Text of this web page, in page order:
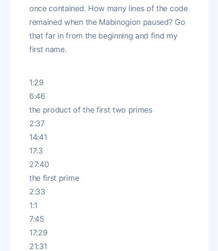
once contained. How many lines of the code
remained when the Mabinogion paused? Go
that far in from the beginning and find my
first name.
1:29
6:46
the product of the first two primes
2:37
14:41
17:3
27:40
the first prime
2:33
1:1
7:45
17:29
21:31